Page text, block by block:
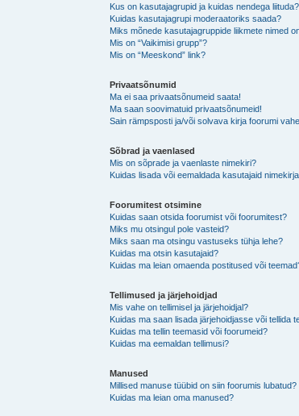
Kus on kasutajagrupid ja kuidas nendega liituda?
Kuidas kasutajagrupi moderaatoriks saada?
Miks mõnede kasutajagruppide liikmete nimed
Mis on “Vaikimisi grupp”?
Mis on “Meeskond” link?
Privaatsõnumid
Ma ei saa privaatsõnumeid saata!
Ma saan soovimatuid privaatsõnumeid!
Sain rämpsposti ja/või solvava kirja foorumi
Sõbrad ja vaenlased
Mis on sõprade ja vaenlaste nimekiri?
Kuidas lisada või eemaldada kasutajaid
Foorumitest otsimine
Kuidas saan otsida foorumist või foorumitest?
Miks mu otsingul pole vasteid?
Miks saan ma otsingu vastuseks tühja lehe?
Kuidas ma otsin kasutajaid?
Kuidas ma leian omaenda postitused või
Tellimused ja järjehoidjad
Mis vahe on tellimisel ja järjehoidjal?
Kuidas ma saan lisada järjehoidjasse või tellida
Kuidas ma tellin teemasid või foorumeid?
Kuidas ma eemaldan tellimusi?
Manused
Millised manuse tüübid on siin foorumis lubatud?
Kuidas ma leian oma manused?